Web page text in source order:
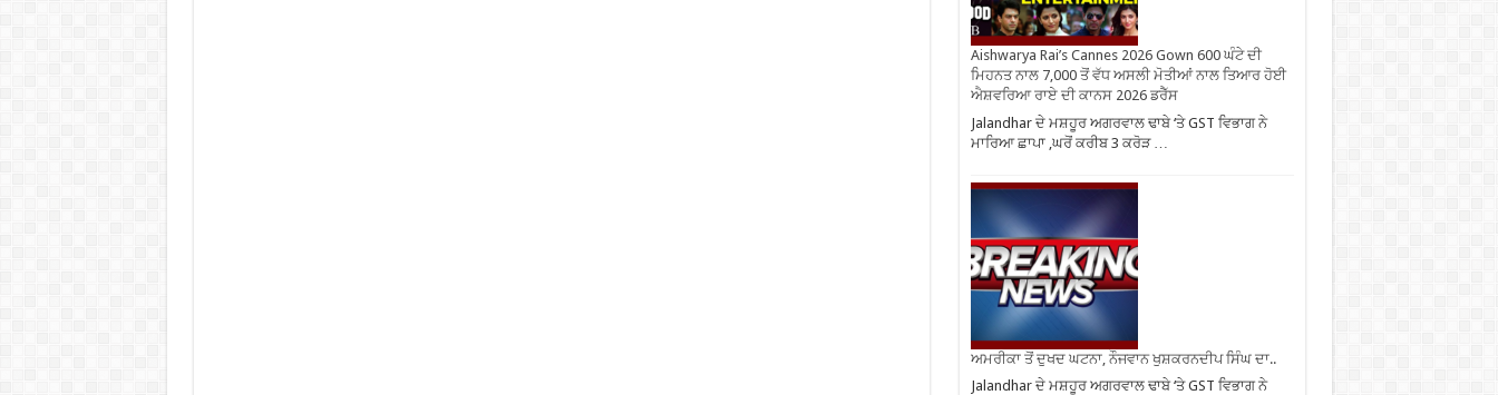
Aishwarya Rai’s Cannes 2026 Gown 600 ਘੰਟੇ ਦੀ
ਮਿਹਨਤ ਨਾਲ 7,000 ਤੋਂ ਵੱਧ ਅਸਲੀ ਮੋਤੀਆਂ ਨਾਲ ਤਿਆਰ ਹੋਈ
ਐਸ਼ਵਰਿਆ ਰਾਏ ਦੀ ਕਾਨਸ 2026 ਡਰੈੱਸ
Jalandhar ਦੇ ਮਸ਼ਹੂਰ ਅਗਰਵਾਲ ਢਾਬੇ ‘ਤੇ GST ਵਿਭਾਗ ਨੇ
ਮਾਰਿਆ ਛਾਪਾ ,ਘਰੋਂ ਕਰੀਬ 3 ਕਰੋੜ …
ਅਮਰੀਕਾ ਤੋਂ ਦੁਖਦ ਘਟਨਾ, ਨੌਜਵਾਨ ਖੁਸ਼ਕਰਨਦੀਪ ਸਿੰਘ ਦਾ..
Jalandhar ਦੇ ਮਸ਼ਹੂਰ ਅਗਰਵਾਲ ਢਾਬੇ ‘ਤੇ GST ਵਿਭਾਗ ਨੇ